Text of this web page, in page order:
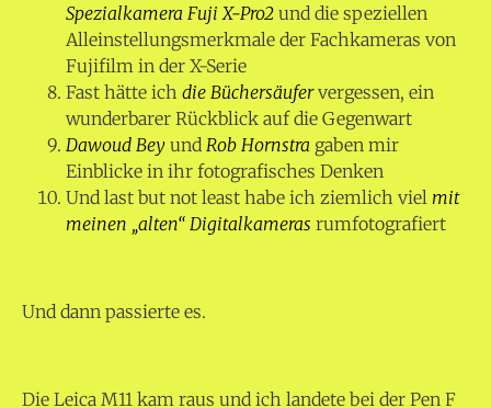
Spezialkamera Fuji X-Pro2 und die speziellen
Alleinstellungsmerkmale der Fachkameras von
Fujifilm in der X-Serie
Fast hätte ich die Büchersäufervergessen, ein
wunderbarer Rückblick auf die Gegenwart
Dawoud Bey und Rob Hornstra gaben mir
Einblicke in ihr fotografisches Denken
Und last but not least habe ich ziemlich viel mit
meinen „alten“ Digitalkameras rumfotografiert
Und dann passierte es.
Die Leica M11 kam raus und ich landete bei der Pen F